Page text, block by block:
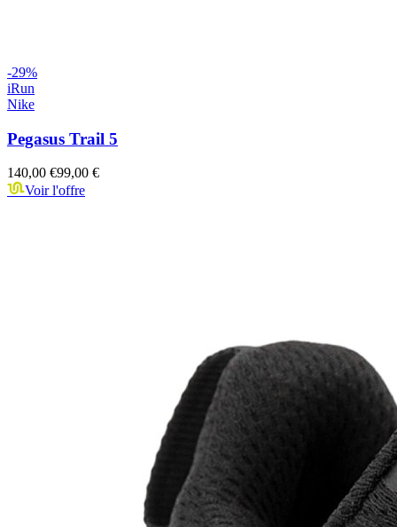
-29%
iRun
Nike
Pegasus Trail 5
140,00 €99,00 €
Voir l'offre